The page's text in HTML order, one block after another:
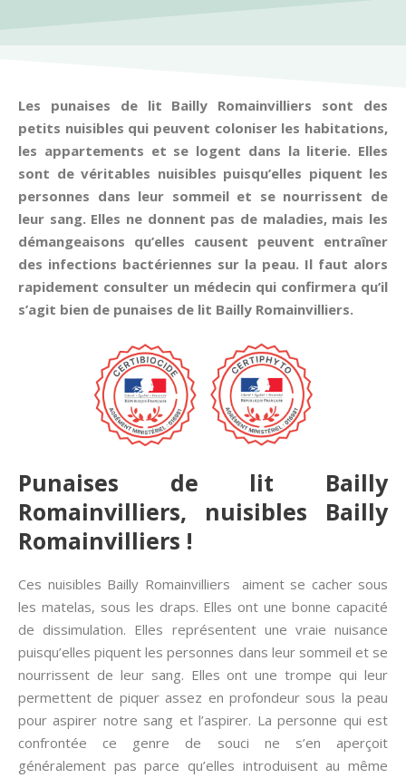
Les punaises de lit Bailly Romainvilliers sont des
petits nuisibles qui peuvent coloniser les habitations,
les appartements et se logent dans la literie. Elles
sont de véritables nuisibles puisqu’elles piquent les
personnes dans leur sommeil et se nourrissent de
leur sang. Elles ne donnent pas de maladies, mais les
démangeaisons qu’elles causent peuvent entraîner
des infections bactériennes sur la peau. Il faut alors
rapidement consulter un médecin qui confirmera qu’il
s’agit bien de punaises de lit Bailly Romainvilliers.
Punaises de lit Bailly
Romainvilliers, nuisibles Bailly
Romainvilliers !
Ces nuisibles Bailly Romainvilliers aiment se cacher sous
les matelas, sous les draps. Elles ont une bonne capacité
de dissimulation. Elles représentent une vraie nuisance
puisqu’elles piquent les personnes dans leur sommeil et se
nourrissent de leur sang. Elles ont une trompe qui leur
permettent de piquer assez en profondeur sous la peau
pour aspirer notre sang et l’aspirer. La personne qui est
confrontée ce genre de souci ne s’en aperçoit
généralement pas parce qu’elles introduisent au même